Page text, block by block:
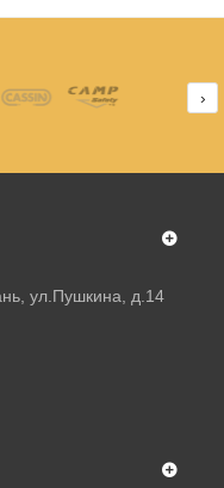
›
ул.Пушкина, д.14